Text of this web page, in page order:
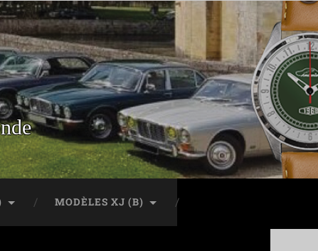
MODÈLES XJ (B)